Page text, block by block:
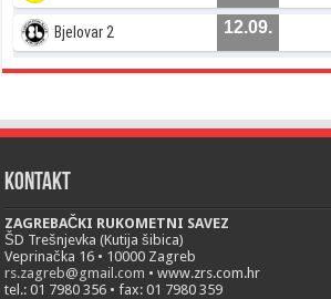
Bjelovar 2 12.09.
Kontakt
ZAGREBAČKI RUKOMETNI SAVEZ
ŠD Trešnjevka (Kutija šibica)
Veprinačka 16 • 10000 Zagreb
rs.zagreb@gmail.com • www.zrs.com.hr
tel.: 01 7980 356 • fax: 01 7980 359